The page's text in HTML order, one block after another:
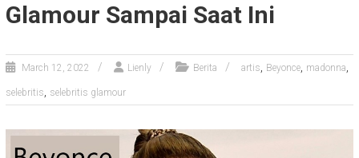
Glamour Sampai Saat Ini
March 12, 2022 Lienly Berita artis, Beyonce, madonna,
selebritis, selebritis glamour